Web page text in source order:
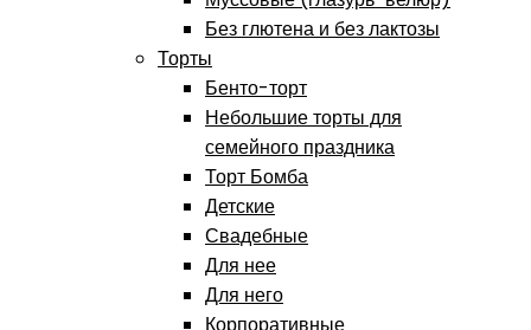
Без глютена и без лактозы
Торты
Бенто-торт
Небольшие торты для
семейного праздника
Торт Бомба
Детские
Свадебные
Для нее
Для него